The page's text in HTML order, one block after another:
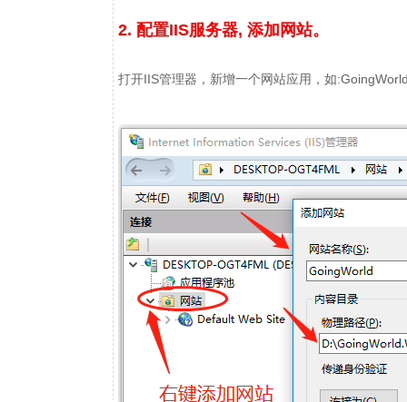
2. 配置IIS服务器, 添加网站。
打开IIS管理器，新增一个网站应用，如